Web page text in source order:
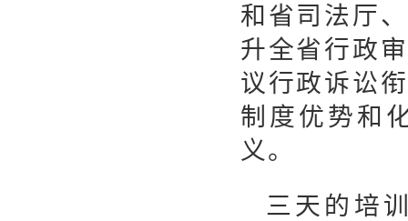
和省司法厅
升全省行政
议行政诉讼
制度优势和
义。
三天的培